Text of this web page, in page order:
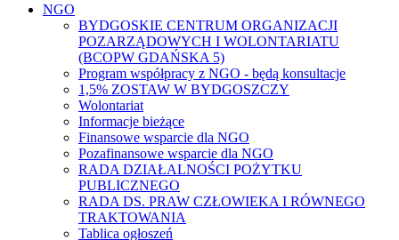
NGO
BYDGOSKIE CENTRUM ORGANIZACJI
POZARZĄDOWYCH I WOLONTARIATU
(BCOPW GDAŃSKA 5)
Program współpracy z NGO - będą konsultacje
1,5% ZOSTAW W BYDGOSZCZY
Wolontariat
Informacje bieżące
Finansowe wsparcie dla NGO
Pozafinansowe wsparcie dla NGO
RADA DZIAŁALNOŚCI POŻYTKU
PUBLICZNEGO
RADA DS. PRAW CZŁOWIEKA I RÓWNEGO
TRAKTOWANIA
Tablica ogłoszeń